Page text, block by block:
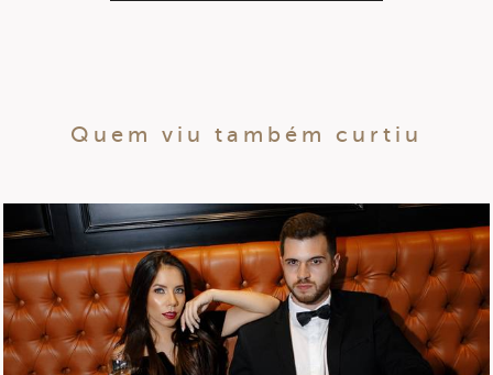
Quem viu também curtiu